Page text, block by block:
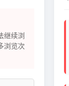
继续浏
浏览次